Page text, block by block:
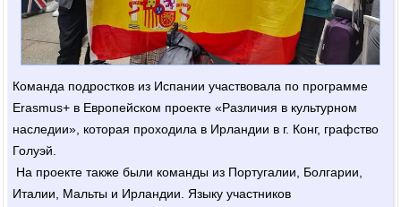
Команда подростков из Испании участвовала по программе
Erasmus+ в Европейском проекте «Различия в культурном
наследии», которая проходила в Ирландии в г. Конг, графство
Голуэй.
На проекте также были команды из Португалии, Болгарии,
Италии, Мальты и Ирландии. Языку участников